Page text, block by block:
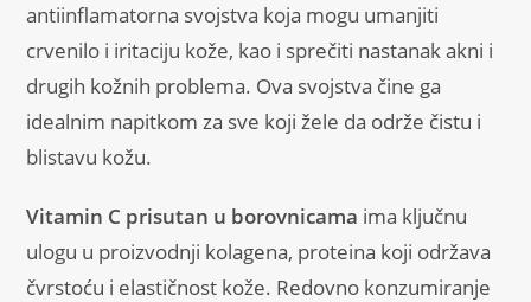
antiinflamatorna svojstva koja mogu umanjiti
crvenilo i iritaciju kože, kao i sprečiti nastanak akni i
drugih kožnih problema. Ova svojstva čine ga
idealnim napitkom za sve koji žele da održe čistu i
blistavu kožu.
Vitamin C prisutan u borovnicama ima ključnu
ulogu u proizvodnji kolagena, proteina koji održava
čvrstoću i elastičnost kože. Redovno konzumiranje